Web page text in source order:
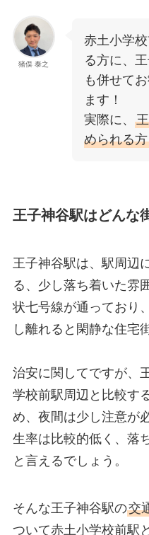
猪俣 泰之
赤土小学
る方に、
も併せて
ます！
実際に、
められる方
王子神谷駅はどんな
王子神谷駅は、駅周辺
る、少し落ち着いた雰
状七号線が通っており
し離れると閑静な住宅
治安に関してですが、
学校前駅周辺と比較す
め、夜間は少し注意が
生率は比較的低く、落
と言えるでしょう。
そんな王子神谷駅の交
ついて赤土小学校前駅